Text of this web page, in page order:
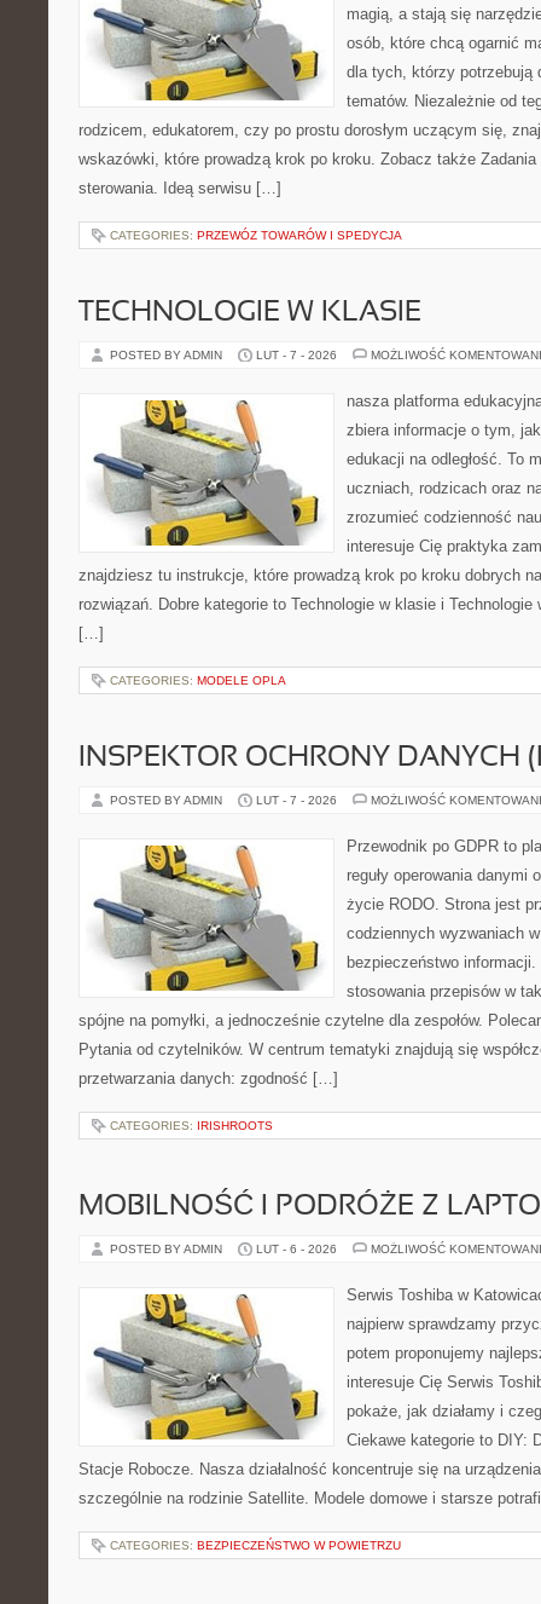
magią, a stają się
osób, które chcą ogarnić
dla tych, którzy potrzebują
tematów. Niezależnie od
rodzicem, edukatorem, czy po prostu dorosłym uczącym się,
wskazówki, które prowadzą krok po kroku. Zobacz także Zadania
sterowania. Ideą serwisu […]
CATEGORIES: PRZEWÓZ TOWARÓW I SPEDYCJA
TECHNOLOGIE W KLASIE
POSTED BY ADMIN LUT - 7 - 2026 MOŻLIWOŚĆ
nasza platforma
zbiera informacje o tym,
edukacji na odległość. To
uczniach, rodzicach oraz
zrozumieć codzienność
interesuje Cię praktyka
znajdziesz tu instrukcje, które prowadzą krok po kroku dobrych
rozwiązań. Dobre kategorie to Technologie w klasie i
[…]
CATEGORIES: MODELE OPLA
INSPEKTOR OCHRONY DANYCH
POSTED BY ADMIN LUT - 7 - 2026 MOŻLIWOŚĆ
Przewodnik po GDPR to
reguły operowania danymi
życie RODO. Strona jest
codziennych wyzwaniach
bezpieczeństwo
stosowania przepisów w
spójne na pomyłki, a jednocześnie czytelne dla zespołów.
Pytania od czytelników. W centrum tematyki znajdują się
przetwarzania danych: zgodność […]
CATEGORIES: IRISHROOTS
MOBILNOŚĆ I PODRÓŻE Z
POSTED BY ADMIN LUT - 6 - 2026 MOŻLIWOŚĆ
Serwis Toshiba w
najpierw sprawdzamy
potem proponujemy
interesuje Cię Serwis
pokaże, jak działamy i
Ciekawe kategorie to DIY:
Stacje Robocze. Nasza działalność koncentruje się na
szczególnie na rodzinie Satellite. Modele domowe i starsze
CATEGORIES: BEZPIECZEŃSTWO W POWIETRZU